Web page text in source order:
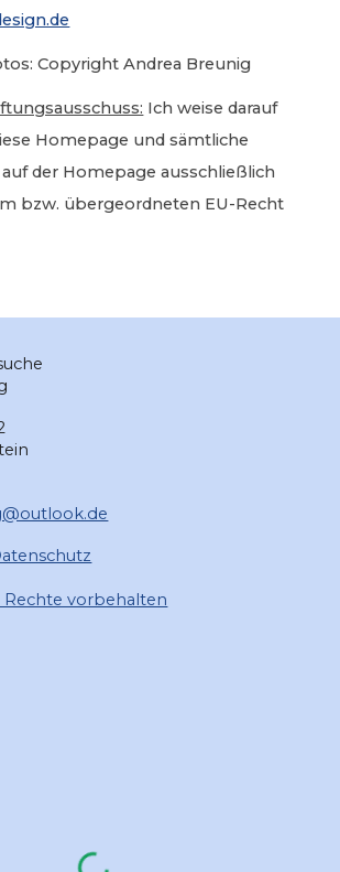
Copyright Andrea Breunig
Ich weise darauf
Homepage und sämtliche
der Homepage ausschließlich
bzw. übergeordneten EU-Recht
vorbehalten